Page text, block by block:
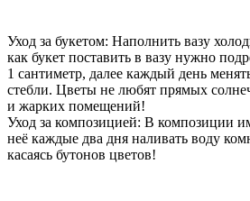
Уход за букетом: Наполнить вазу
как букет поставить в вазу нужно
1 сантиметр, далее каждый день
стебли. Цветы не любят прямых
и жарких помещений!
Уход за композицией: В композиции
неё каждые два дня наливать воду
касаясь бутонов цветов!